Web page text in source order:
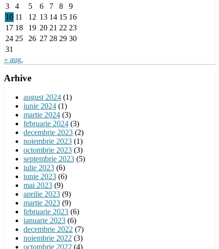
3
4 5 6 7 8
9
10 11 12 13 14 15 16
17 18 19 20 21 22 23
24 25 26 27 28 29 30
31
« aug.
Arhive
august 2024 (1)
iunie 2024 (1)
martie 2024 (3)
februarie 2024 (3)
decembrie 2023 (2)
noiembrie 2023 (1)
octombrie 2023 (3)
septembrie 2023 (5)
iulie 2023 (6)
iunie 2023 (6)
mai 2023 (9)
aprilie 2023 (9)
martie 2023 (9)
februarie 2023 (6)
ianuarie 2023 (6)
decembrie 2022 (7)
noiembrie 2022 (3)
octombrie 2022 (4)